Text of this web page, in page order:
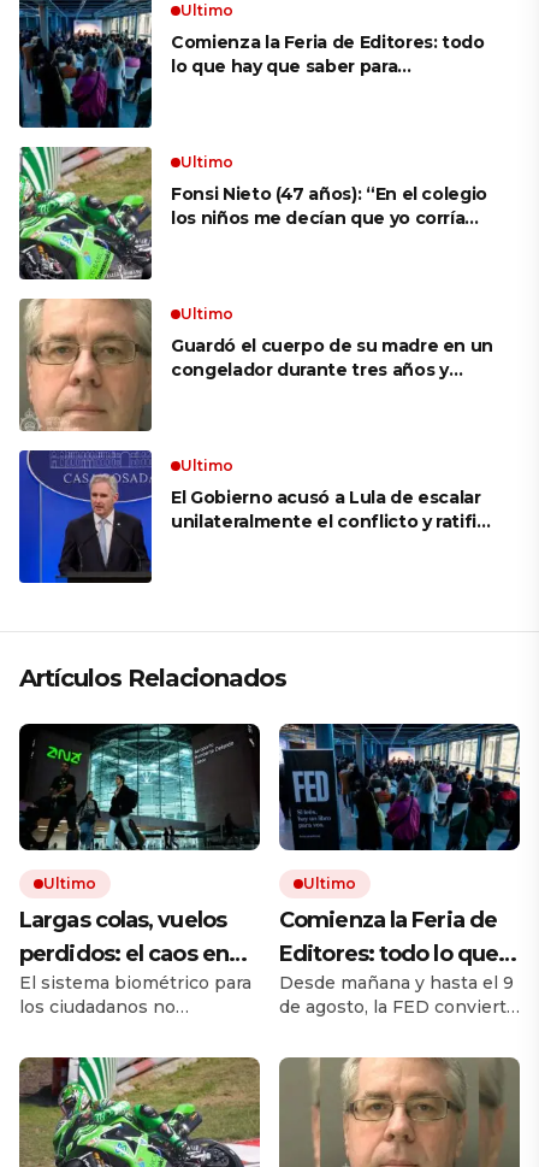
Ultimo
Comienza la Feria de Editores: todo
lo que hay que saber para
Ultimo
Fonsi Nieto (47 años): “En el colegio
los niños me decían que yo corría
Ultimo
Guardó el cuerpo de su madre en un
congelador durante tres años y
Ultimo
El Gobierno acusó a Lula de escalar
unilateralmente el conflicto y ratificó
Artículos Relacionados
Ultimo
Largas colas, vuelos
perdidos: el caos en
los viajes se desata
tras los nuevos
controles de
pasaportes de la UE
El sistema biométrico para
los ciudadanos no
provocando largos retrasos
y malhumor en los
aeropuertos. Las
autoridades afirman que
esta puesta en marcha, que
Ultimo
Comienza la Feria de
Editores: todo lo que
hay que saber para
aprovechar la visita
Desde mañana y hasta el 9
de agosto, la FED convierte
punto de encuentro del
libro independiente. La
muestra reúne sellos de la
Argentina y del exterior,
actividades y propuestas